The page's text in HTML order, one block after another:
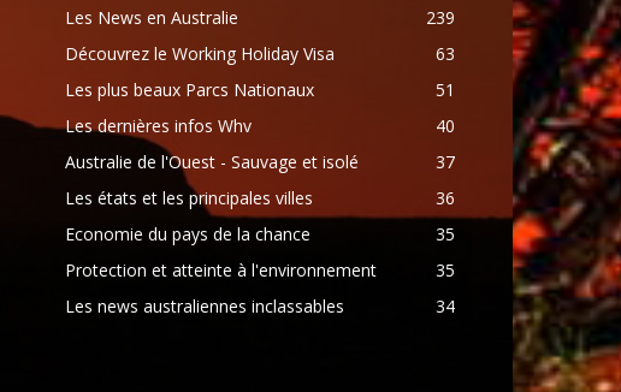
Les News en Australie
239
Découvrez le Working Holiday Visa
63
Les plus beaux Parcs Nationaux
51
Les dernières infos Whv
40
Australie de l'Ouest - Sauvage et isolé
37
Les états et les principales villes
36
Economie du pays de la chance
35
Protection et atteinte à l'environnement
35
Les news australiennes inclassables
34